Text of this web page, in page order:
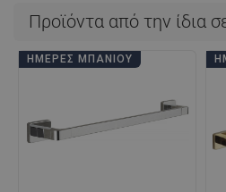
Προϊόντα από την ίδια
ΗΜΈΡΕΣ ΜΠΆΝΙΟΥ